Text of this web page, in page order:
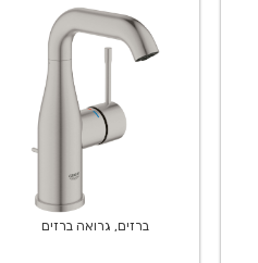
ברזים, גרואה ברזים